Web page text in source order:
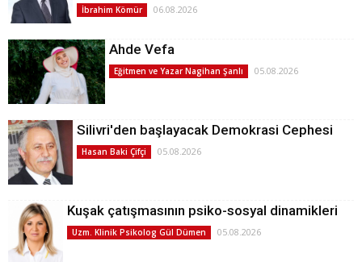
İbrahim Kömür 06.08.2026
Ahde Vefa
Eğitmen ve Yazar Nagihan Şanlı 05.08.2026
Silivri'den başlayacak Demokrasi Cephesi
Hasan Baki Çifçi 05.08.2026
Kuşak çatışmasının psiko-sosyal dinamikleri
Uzm. Klinik Psikolog Gül Dümen 05.08.2026